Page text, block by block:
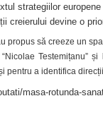
strategiilor
creierului devine o
propus să creeze un
Testemițanu”
pentru a identifica
masa-rotunda-